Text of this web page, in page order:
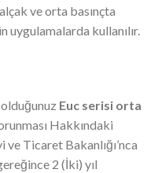
ve orta basınçta
uygulamalarda kullanılır.
Euc serisi orta
Hakkındaki
ve Ticaret Bakanlığı’nca
2 (İki) yıl